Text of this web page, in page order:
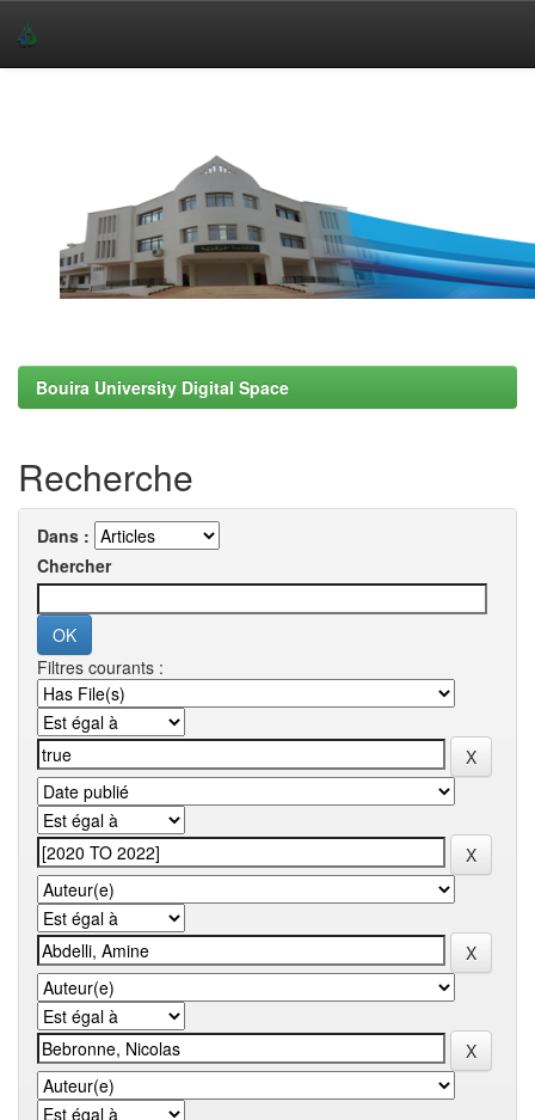
Bouira University Digital Space
Recherche
Dans :
Chercher
Filtres courants :